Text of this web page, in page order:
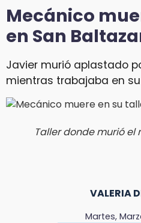
Mecánico
en San
Javier murió aplastado
mientras trabajaba en
Taller donde murió el
VALERIA
Martes,